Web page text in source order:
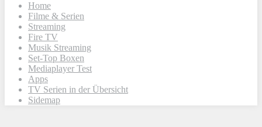
Home
Filme & Serien
Streaming
Fire TV
Musik Streaming
Set-Top Boxen
Mediaplayer Test
Apps
TV Serien in der Übersicht
Sidemap